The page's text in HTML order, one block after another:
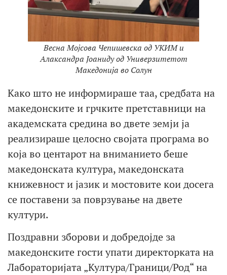
Весна Мојсова Чепишевска од УКИМ и
Алаксандра Јоаниду од Универзитетот
Македонија во Солун
Како што не информираше таа, средбата на
македонските и грчките претставници на
академската средина во двете земји ја
реализираше целосно својата програма во
која во центарот на вниманието беше
македонската култура, македонската
книжевност и јазик и мостовите кои досега
се поставени за поврзување на двете
култури.
Поздравни зборови и добредојде за
македонските гости упати директорката на
Лабораторијата „Култура/Граници/Род“ на